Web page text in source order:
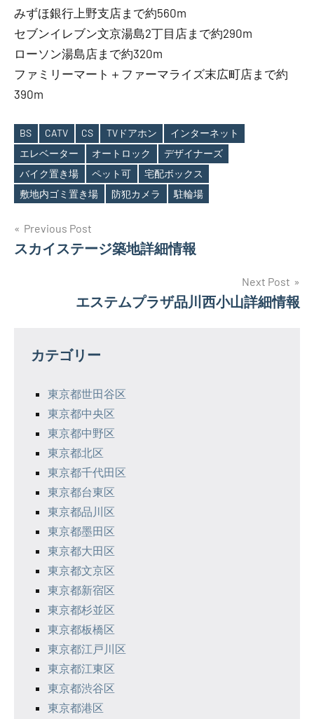
みずほ銀行上野支店まで約560m
セブンイレブン文京湯島2丁目店まで約290m
ローソン湯島店まで約320m
ファミリーマート＋ファーマライズ末広町店まで約
390m
Tags
BS CATV CS TVドアホン
インターネット
エレベーター
オートロック
デザイナーズ
バイク置き場
ペット可
宅配ボックス
敷地内ゴミ置き場
防犯カメラ 駐輪場
投
稿
ー
Previous Post
スカイステージ築地詳細情報
Next Post
エステムプラザ品川西小山詳細情報
カテゴリー
東京都世田谷区
東京都中央区
東京都中野区
東京都北区
東京都千代田区
東京都台東区
東京都品川区
東京都墨田区
東京都大田区
東京都文京区
東京都新宿区
東京都杉並区
東京都板橋区
東京都江戸川区
東京都江東区
東京都渋谷区
東京都港区